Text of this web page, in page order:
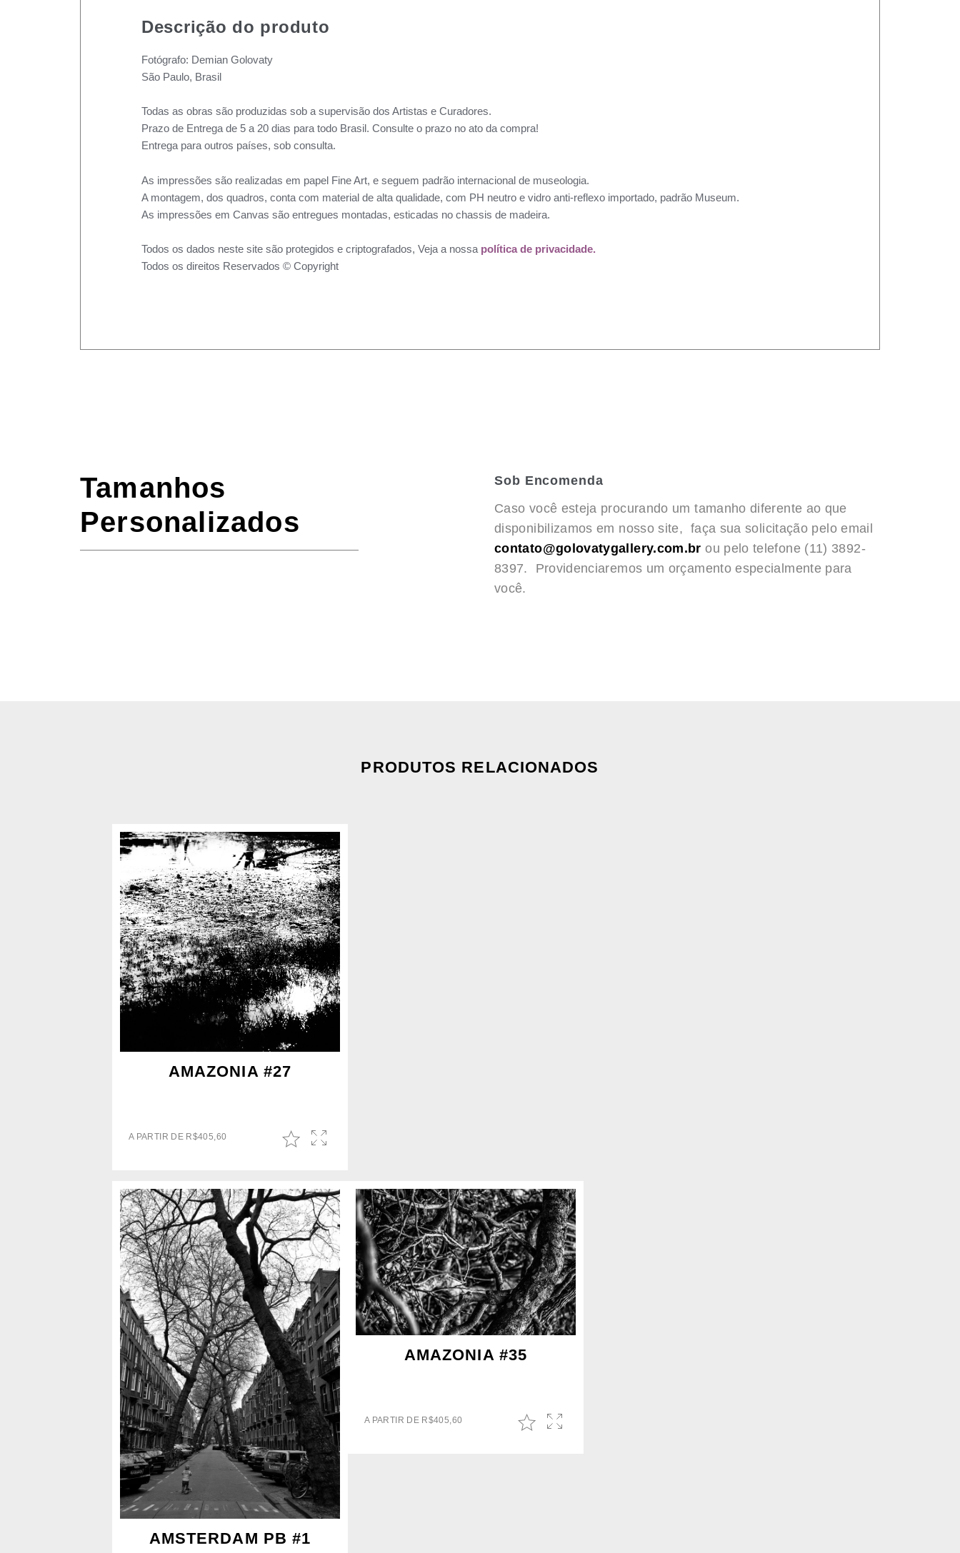
Descrição do produto
Fotógrafo: Demian Golovaty
São Paulo, Brasil
Todas as obras são produzidas sob a supervisão dos Artistas e Curadores.
Prazo de Entrega de 5 a 20 dias para todo Brasil. Consulte o prazo no ato da compra!
Entrega para outros países, sob consulta.
As impressões são realizadas em papel Fine Art, e seguem padrão internacional de museologia.
A montagem, dos quadros, conta com material de alta qualidade, com PH neutro e vidro anti-reflexo importado, padrão Museum.
As impressões em Canvas são entregues montadas, esticadas no chassis de madeira.
Todos os dados neste site são protegidos e criptografados, Veja a nossa política de privacidade.
Todos os direitos Reservados © Copyright
Tamanhos
Personalizados
Sob Encomenda
Caso você esteja procurando um tamanho diferente ao que
disponibilizamos em nosso site, faça sua solicitação pelo email
contato@golovatygallery.com.br ou pelo telefone (11) 3892-
8397. Providenciaremos um orçamento especialmente para
você.
PRODUTOS RELACIONADOS
AMAZONIA #27
A PARTIR DE R$405,60
AMSTERDAM PB #1
AMAZONIA #35
A PARTIR DE R$405,60